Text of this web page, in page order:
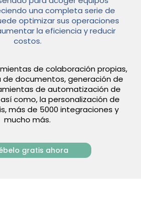
una completa serie de
optimizar sus operaciones
la eficiencia y reducir
costos.
de colaboración propias,
documentos, generación de
de automatización de
como, la personalización de
más de 5000 integraciones y
mucho más.
gratis ahora